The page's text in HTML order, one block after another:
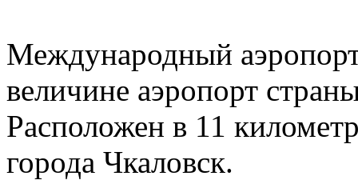
Международный
величине аэропорт
Расположен в 11
города Чкаловск.